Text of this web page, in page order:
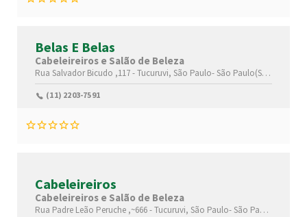
Belas E Belas
Cabeleireiros e Salão de Beleza
Rua Salvador Bicudo ,117 -Tucuruvi, São Paulo-São Paulo(SP)
(11) 2203-7591
Cabeleireiros
Cabeleireiros e Salão de Beleza
Rua Padre Leão Peruche ,~666 -Tucuruvi, São Paulo-São Paulo(SP)